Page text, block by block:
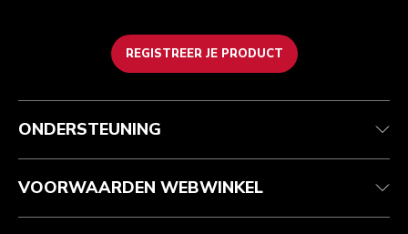
REGISTREER JE PRODUCT
Health check
Je bestelling volgen
Garantie en documenten
Veelgestelde vragen
Algemene voorwaarden
Retournering en terugbetaling
Imprint
ODR
Het merk
Zoek een winkel
ONDERSTEUNING
VOORWAARDEN WEBWINKEL